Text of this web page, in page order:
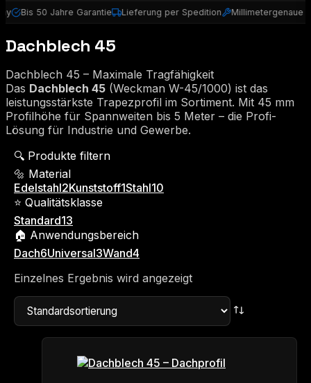
Bis 50 Jahre Garantie Lieferung per Spedition Millimetergenaue
Dachblech 45
Dachblech 45 – Maximale Tragfähigkeit
Das Dachblech 45 (Weckman W-45/1000) ist das
leistungsstärkste Trapezprofil im Sortiment. Mit 45 mm
Profilhöhe für Spannweiten bis 5 Meter – die Profi-
Lösung für Industrie und Gewerbe.
🔍 Produkte filtern
🔩 Material
Edelstahl2Kunststoff1Stahl10
⭐ Qualitätsklasse
Standard13
🏠 Anwendungsbereich
Dach6Universal3Wand4
Einzelnes Ergebnis wird angezeigt